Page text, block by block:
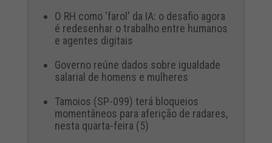
O RH como 'farol' da IA: o desafio agora
é redesenhar o trabalho entre humanos
e agentes digitais
Governo reúne dados sobre igualdade
salarial de homens e mulheres
Tamoios (SP-099) terá bloqueios
momentâneos para aferição de radares,
nesta quarta-feira (5)